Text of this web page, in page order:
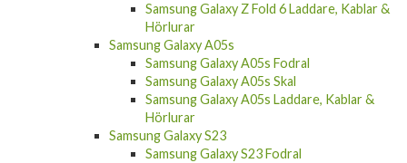
Samsung Galaxy Z Fold 6 Laddare, Kablar &
Hörlurar
Samsung Galaxy A05s
Samsung Galaxy A05s Fodral
Samsung Galaxy A05s Skal
Samsung Galaxy A05s Laddare, Kablar &
Hörlurar
Samsung Galaxy S23
Samsung Galaxy S23 Fodral